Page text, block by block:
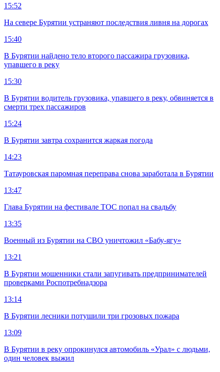
15:52
На севере Бурятии устраняют последствия ливня на дорогах
15:40
В Бурятии найдено тело второго пассажира грузовика,
упавшего в реку
15:30
В Бурятии водитель грузовика, упавшего в реку, обвиняется в
смерти трех пассажиров
15:24
В Бурятии завтра сохранится жаркая погода
14:23
Татауровская паромная переправа снова заработала в Бурятии
13:47
Глава Бурятии на фестивале ТОС попал на свадьбу
13:35
Военный из Бурятии на СВО уничтожил «Бабу-ягу»
13:21
В Бурятии мошенники стали запугивать предпринимателей
проверками Роспотребнадзора
13:14
В Бурятии лесники потушили три грозовых пожара
13:09
В Бурятии в реку опрокинулся автомобиль «Урал» с людьми,
один человек выжил